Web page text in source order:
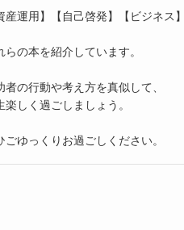
産運用】【自己啓発】【ビジネス】
らの本を紹介しています。
者の行動や考え方を真似して、
楽しく過ごしましょう。
ごゆっくりお過ごしください。